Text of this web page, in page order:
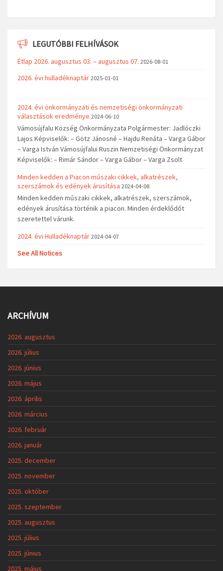
LEGUTÓBBI FELHÍVÁSOK
Étlap 2026. augusztus 03. – augusztus 07. 2026-08-01
2026. évi hulladéknaptár 2025-01-01
2024. évi önkormányzati és nemzetiségi önkormányzati
választások eredménye 2024-06-10
Vámosújfalu Község Önkormányzata Polgármester: Jadlóczki
Lajos Képviselők: – Götz Jánosné – Hajdu Renáta – Varga Gábor
– Varga István Vámosújfalui Ruszin Nemzetiségi Önkormányzat
Képviselők: – Rimár Sándor – Varga Gábor – Varga Zsolt
Minden kedden a Piacon műszaki cikkek, alkatrészek,
szerszámok és edények árusítása 2024-04-08
Minden kedden műszaki cikkek, alkatrészek, szerszámok,
edények árusítása történik a piacon. Minden érdeklődőt
szeretettel várunk.
2024. évi Hulladéknaptár 2024-04-07
See All Notices
ARCHÍVUM
2026. augusztus
2026. július
2026. június
2026. május
2026. április
2026. március
2026. február
2026. január
2025. december
2025. november
2025. október
2025. szeptember
2025. augusztus
2025. július
2025. június
2025. május